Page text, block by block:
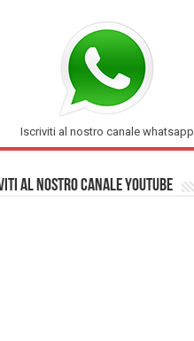
Iscriviti al nostro canale whatsapp
al nostro Canale Youtube